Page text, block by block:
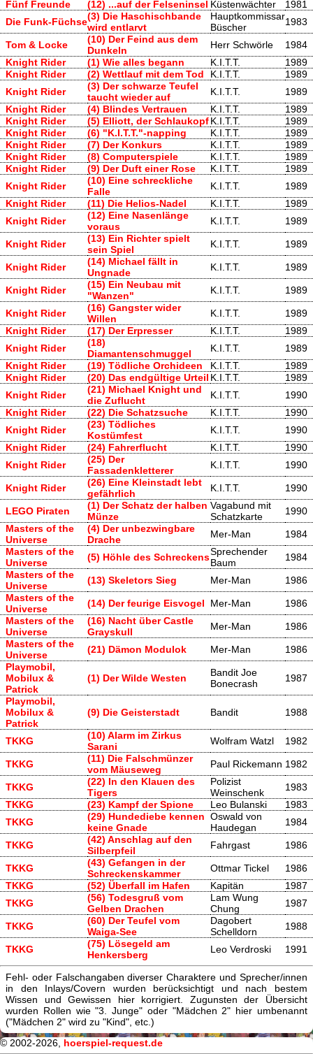
Fünf Freunde
(12) ...auf der Felseninsel Küstenwächter
1981
Die Funk-Füchse(3) Die Haschischbande
wird entlarvt
Hauptkommissar
Büscher
1983
Tom & Locke
(10) Der Feind aus dem
Dunkeln
Herr Schwörle
1984
Knight Rider
(1) Wie alles begann K.I.T.T.
1989
Knight Rider
(2) Wettlauf mit dem Tod K.I.T.T.
1989
Knight Rider
(3) Der schwarze Teufel
taucht wieder auf
K.I.T.T.
1989
Knight Rider
(4) Blindes Vertrauen K.I.T.T.
1989
Knight Rider
(5) Elliott, der SchlaukopfK.I.T.T.
1989
Knight Rider
(6) "K.I.T.T."-napping K.I.T.T.
1989
Knight Rider
(7) Der Konkurs K.I.T.T.
1989
Knight Rider
(8) Computerspiele K.I.T.T.
1989
Knight Rider
(9) Der Duft einer Rose K.I.T.T.
1989
Knight Rider
(10) Eine schreckliche
Falle
K.I.T.T.
1989
Knight Rider
(11) Die Helios-Nadel K.I.T.T.
1989
Knight Rider
(12) Eine Nasenlänge
voraus
K.I.T.T. 1989
Knight Rider
(13) Ein Richter spielt
sein Spiel
K.I.T.T. 1989
Knight Rider
(14) Michael fällt in
Ungnade
K.I.T.T. 1989
Knight Rider
(15) Ein Neubau mit
"Wanzen"
K.I.T.T. 1989
Knight Rider
(16) Gangster wider
Willen
K.I.T.T.
1989
Knight Rider
(17) Der Erpresser K.I.T.T.
1989
Knight Rider
(18)
Diamantenschmuggel
K.I.T.T.
1989
Knight Rider
(19) Tödliche Orchideen K.I.T.T.
1989
Knight Rider
(20) Das endgültige Urteil K.I.T.T.
1989
Knight Rider
(21) Michael Knight und
die Zuflucht
K.I.T.T.
1990
Knight Rider
(22) Die Schatzsuche K.I.T.T.
1990
Knight Rider
(23) Tödliches
Kostümfest
K.I.T.T.
1990
Knight Rider
(24) Fahrerflucht K.I.T.T.
1990
Knight Rider
(25) Der
Fassadenkletterer
K.I.T.T. 1990
Knight Rider
(26) Eine Kleinstadt lebt
gefährlich
K.I.T.T. 1990
LEGO Piraten
(1) Der Schatz der halben
Münze
Vagabund mit
Schatzkarte
1990
Masters of the
Universe
(4) Der unbezwingbare
Drache
Mer-Man
1984
Masters of the
Universe
(5) Höhle des SchreckensSprechender
Baum
1984
Masters of the
Universe
(13) Skeletors Sieg Mer-Man
1986
Masters of the
Universe
(14) Der feurige Eisvogel Mer-Man
1986
Masters of the
Universe
(16) Nacht über Castle
Grayskull
Mer-Man
1986
Masters of the
Universe
(21) Dämon Modulok Mer-Man
1986
Playmobil,
Mobilux &
Patrick
(1) Der Wilde Westen
Bandit Joe
Bonecrash
1987
Playmobil,
Mobilux &
Patrick
(9) Die Geisterstadt Bandit 1988
TKKG
(10) Alarm im Zirkus
Sarani
Wolfram Watzl 1982
TKKG
(11) Die Falschmünzer
vom Mäuseweg
Paul Rickemann 1982
TKKG
(22) In den Klauen des
Tigers
Polizist
Weinschenk
1983
TKKG
(23) Kampf der Spione Leo Bulanski
1983
TKKG
(29) Hundediebe kennen
keine Gnade
Oswald von
Haudegan
1984
TKKG
(42) Anschlag auf den
Silberpfeil
Fahrgast 1986
TKKG
(43) Gefangen in der
Schreckenskammer
Ottmar Tickel
1986
TKKG
(52) Überfall im Hafen Kapitän
1987
TKKG
(56) Todesgruß vom
Gelben Drachen
Lam Wung
Chung
1987
TKKG
(60) Der Teufel vom
Waiga-See
Dagobert
Schelldorn
1988
TKKG
(75) Lösegeld am
Henkersberg
Leo Verdroski 1991
Fehl- oder Falschangaben diverser Charaktere und Sprecher/innen
in den Inlays/Covern wurden berücksichtigt und nach bestem
Wissen und Gewissen hier korrigiert. Zugunsten der Übersicht
wurden Rollen wie "3. Junge" oder "Mädchen 2" hier umbenannt
("Mädchen 2" wird zu "Kind", etc.)
© 2002-2026, hoerspiel-request.de